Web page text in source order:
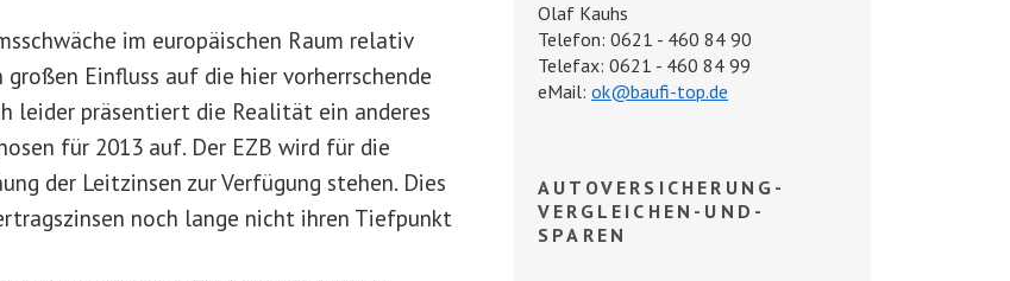
im europäischen Raum relativ
Einfluss auf die hier vorherrschende
leider präsentiert die Realität ein anderes
für 2013 auf. Der EZB wird für die
der Leitzinsen zur Verfügung stehen. Dies
noch lange nicht ihren Tiefpunkt
Olaf Kauhs
Telefon: 0621 - 460 84 90
Telefax: 0621 - 460 84 99
eMail: ok@baufi-top.de
AUTOVERSICHERUNG-
VERGLEICHEN-UND-
SPAREN